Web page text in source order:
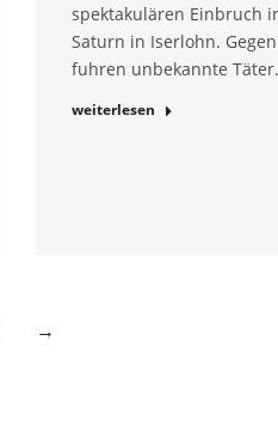
spektakulären Einbruch
Saturn in Iserlohn.
fuhren unbekannte
weiterlesen
→